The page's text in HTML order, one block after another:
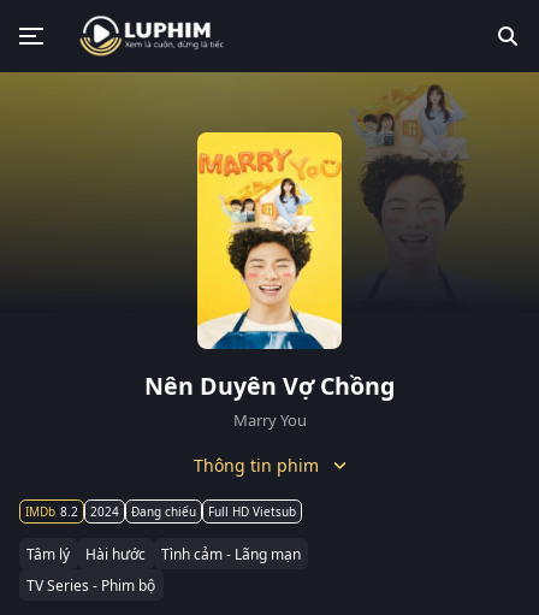
Nên Duyên Vợ Chồng
Marry You
Thông tin phim
8.2 2024 Đang chiếu Full HD Vietsub
Tâm lý Hài hước
Tình cảm - Lãng mạn
TV Series - Phim bộ